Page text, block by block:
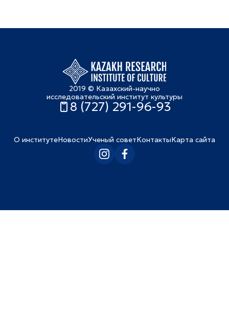
2019 © Казахский-научно
исследовательский институт культуры
8 (727) 291-96-93
О институтеНовостиУченый советКонтактыКарта сайта